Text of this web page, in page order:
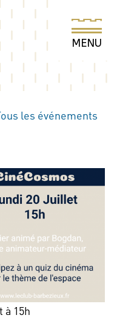
les événements
à 15h